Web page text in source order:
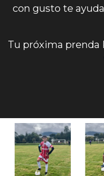
con gusto te
Tu próxima prenda